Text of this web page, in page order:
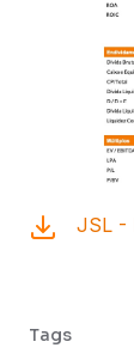
JSL -
Tags